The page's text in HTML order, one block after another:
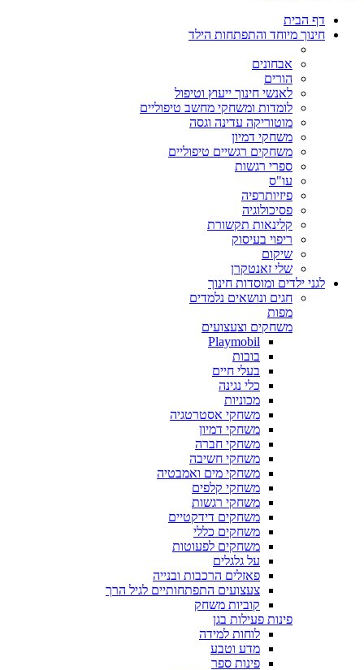
דף הבית
חינוך מיוחד והתפתחות הילד
אבחונים
הורים
לאנשי חינוך ייעוץ וטיפול
לומדות ומשחקי מחשב טיפוליים
מוטוריקה עדינה וגסה
משחקי דמיון
משחקים רגשיים טיפוליים
ספרי רגשות
עו"ס
פיזיותרפיה
פסיכולוגיה
קלינאות תקשורת
ריפוי בעיסוק
שיקום
שלי זאנטקרן
לגני ילדים ומוסדות חינוך
חגים ונושאים נלמדים
מפות
משחקים וצעצועים
Playmobil
בובות
בעלי חיים
כלי נגינה
מכוניות
משחקי אסטרטגיה
משחקי דמיון
משחקי חברה
משחקי חשיבה
משחקי מים ואמבטיה
משחקי קלפים
משחקי רגשות
משחקים דידקטיים
משחקים כללי
משחקים לפעוטות
על גלגלים
פאזלים הרכבות ובנייה
צעצועים התפתחותיים לגיל הרך
קוביות משחק
פינות פעילות בגן
לוחות למידה
מדע וטבע
פינות ספר